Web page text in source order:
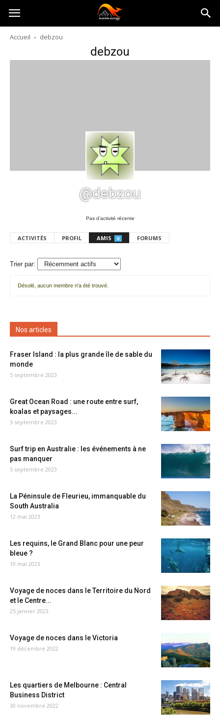
Australia-
australie.com
Accueil debzou
debzou
@debzou
Pas d’activité récente
ACTIVITÉS PROFIL AMIS 0 FORUMS
Trier par:
amis
Désolé, aucun membre n'a été trouvé.
Nos articles
Fraser Island : la plus grande île de sable du
monde
5 septembre 2023
Great Ocean Road : une route entre surf,
koalas et paysages...
5 septembre 2023
Surf trip en Australie : les événements à ne
pas manquer
5 septembre 2023
La Péninsule de Fleurieu, immanquable du
South Australia
12 mai 2023
Les requins, le Grand Blanc pour une peur
bleue ?
10 mai 2023
Voyage de noces dans le Territoire du Nord
et le Centre...
25 janvier 2023
Voyage de noces dans le Victoria
19 décembre 2022
Les quartiers de Melbourne : Central
Business District
30 novembre 2022